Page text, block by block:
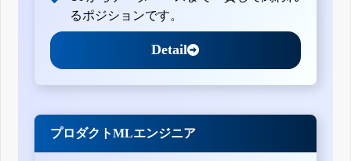
るポジションです。
Detail
プロダクトMLエンジニア